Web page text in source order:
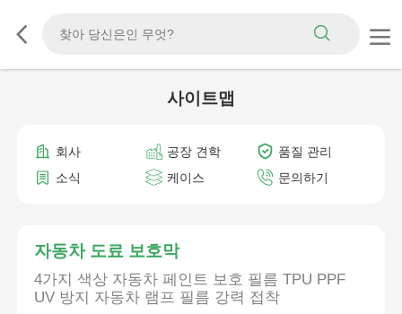
사이트맵
회사 공장 견학
품질 관리
소식
케이스 문의하기
자동차 도료 보호막
4가지 색상 자동차 페인트 보호 필름 TPU PPF
UV 방지 자동차 램프 필름 강력 접착